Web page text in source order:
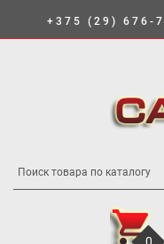
+375 (29) 676-
0